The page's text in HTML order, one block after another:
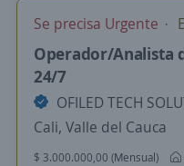
Se precisa Urgente
Operador/Analista
24/7
OFILED TECH
Cali, Valle del Cauca
$ 3.000.000,00 (Mensual)